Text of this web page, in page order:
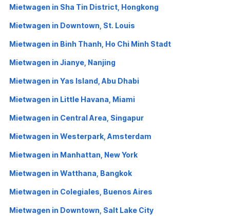
Mietwagen in Sha Tin District, Hongkong
Mietwagen in Downtown, St. Louis
Mietwagen in Binh Thanh, Ho Chi Minh Stadt
Mietwagen in Jianye, Nanjing
Mietwagen in Yas Island, Abu Dhabi
Mietwagen in Little Havana, Miami
Mietwagen in Central Area, Singapur
Mietwagen in Westerpark, Amsterdam
Mietwagen in Manhattan, New York
Mietwagen in Watthana, Bangkok
Mietwagen in Colegiales, Buenos Aires
Mietwagen in Downtown, Salt Lake City